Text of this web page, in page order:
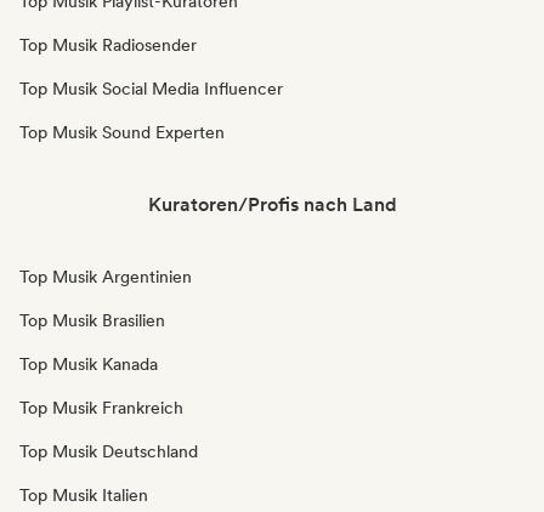
Top Musik Radiosender
Top Musik Social Media Influencer
Top Musik Sound Experten
Kuratoren/Profis nach Land
Top Musik Argentinien
Top Musik Brasilien
Top Musik Kanada
Top Musik Frankreich
Top Musik Deutschland
Top Musik Italien